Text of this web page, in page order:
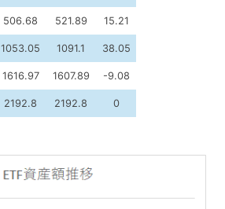
506.68 521.89 15.21
1053.05 1091.1 38.05
1616.97 1607.89 -9.08
2192.8 2192.8 0